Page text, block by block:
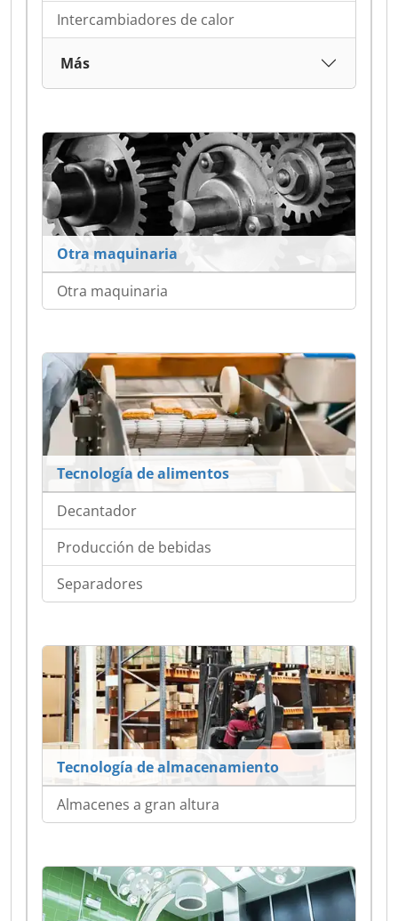
Intercambiadores de calor
Más
Otra maquinaria
Otra maquinaria
Tecnología de alimentos
Decantador
Producción de bebidas
Separadores
Tecnología de almacenamiento
Almacenes a gran altura